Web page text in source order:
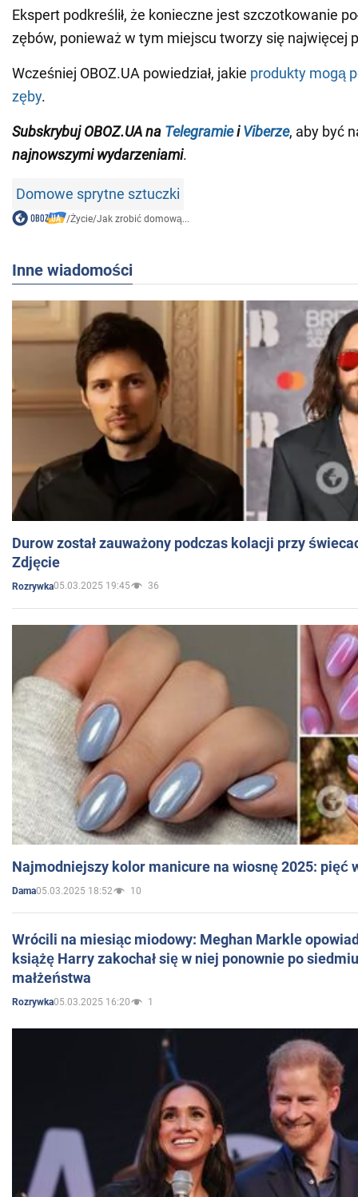
Ekspert podkreślił, że konieczne jest szczotkowanie
zębów, ponieważ w tym miejscu tworzy się najwięcej
Wcześniej OBOZ.UA powiedział, jakie produkty mogą
zęby.
Subskrybuj OBOZ.UA na TelegramieiViberze, aby być
najnowszymi wydarzeniami.
Domowe sprytne sztuczki
/Życie/Jak zrobić domową...
Inne wiadomości
Durow został zauważony podczas kolacji przy
Zdjęcie
Rozrywka05.03.2025 19:45 36
Najmodniejszy kolor manicure na wiosnę 2025: pięć
Dama05.03.2025 18:52 10
Wrócili na miesiąc miodowy: Meghan Markle
książę Harry zakochał się w niej ponownie po
małżeństwa
Rozrywka05.03.2025 16:20 1